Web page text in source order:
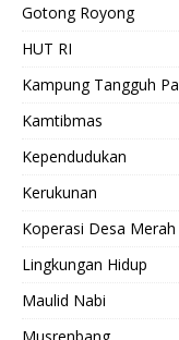
Gotong Royong
HUT RI
Kampung Tangguh
Kamtibmas
Kependudukan
Kerukunan
Koperasi Desa Merah
Lingkungan Hidup
Maulid Nabi
Musrenbang